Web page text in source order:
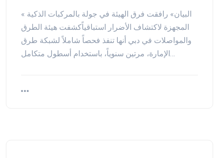
« البيان» رافقت فرق الهيئة في جولة بالمركبات الذكية
المجهزة لاكتشاف الأضرار استباقياًكشفت هيئة الطرق
والمواصلات في دبي أنها تنفذ فحصاً شاملاً لشبكة طرق
الإمارة، مرتين سنوياً، باستخدام أسطول متكامل…